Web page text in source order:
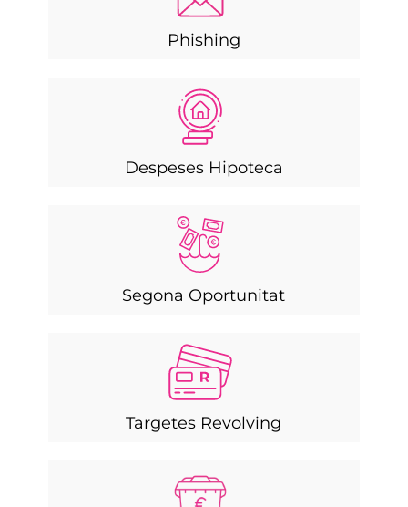
Phishing
Despeses Hipoteca
Segona Oportunitat
Targetes Revolving